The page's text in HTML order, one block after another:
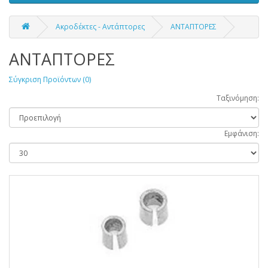
Ακροδέκτες - Αντάπτορες ΑΝΤΑΠΤΟΡΕΣ
ΑΝΤΑΠΤΟΡΕΣ
Σύγκριση Προϊόντων (0)
Ταξινόμηση:
Εμφάνιση: